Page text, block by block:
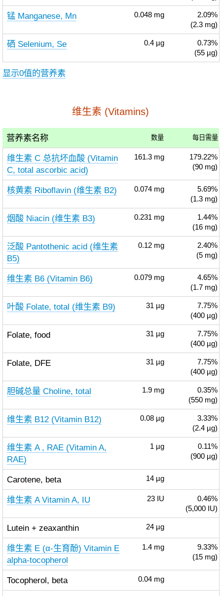
锰 Manganese, Mn 0.048 mg
2.09%
(2.3 mg)
硒 Selenium, Se 0.4 µg
0.73%
(55 µg)
显示0值的营养素
维生素 (Vitamins)
营养素名称 数量 每日需量
维生素 C 总抗坏血酸 (Vitamin
C, total ascorbic acid)
161.3 mg
179.22%
(90 mg)
核黄素 Riboflavin (维生素 B2) 0.074 mg
5.69%
(1.3 mg)
烟酸 Niacin (维生素 B3) 0.231 mg
1.44%
(16 mg)
泛酸 Pantothenic acid (维生素
B5)
0.12 mg
2.40%
(5 mg)
维生素 B6 (Vitamin B6) 0.079 mg
4.65%
(1.7 mg)
叶酸 Folate, total (维生素 B9) 31 µg
7.75%
(400 µg)
Folate, food 31 µg
7.75%
(400 µg)
Folate, DFE 31 µg
7.75%
(400 µg)
胆碱总量 Choline, total 1.9 mg
0.35%
(550 mg)
维生素 B12 (Vitamin B12) 0.08 µg
3.33%
(2.4 µg)
维生素 A , RAE (Vitamin A,
RAE)
1 µg
0.11%
(900 µg)
Carotene, beta 14 µg
维生素 A Vitamin A, IU 23 IU
0.46%
(5,000 IU)
Lutein + zeaxanthin 24 µg
维生素 E (α-生育酚) Vitamin E
alpha-tocopherol
1.4 mg
9.33%
(15 mg)
Tocopherol, beta 0.04 mg